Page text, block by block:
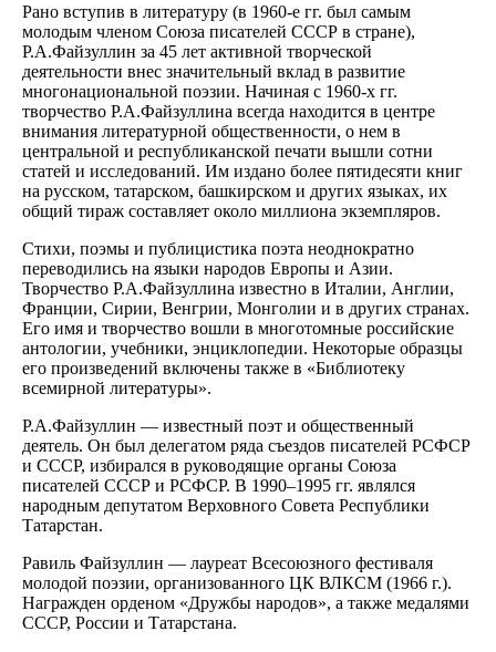
Рано вступив в литературу (в 1960-е гг. был самым
молодым членом Союза писателей СССР в стране),
Р.А.Файзуллин за 45 лет активной творческой
деятельности внес значительный вклад в развитие
многонациональной поэзии. Начиная с 1960-х гг.
творчество Р.А.Файзуллина всегда находится в центре
внимания литературной общественности, о нем в
центральной и республиканской печати вышли сотни
статей и исследований. Им издано более пятидесяти книг
на русском, татарском, башкирском и других языках, их
общий тираж составляет около миллиона экземпляров.
Стихи, поэмы и публицистика поэта неоднократно
переводились на языки народов Европы и Азии.
Творчество Р.А.Файзуллина известно в Италии, Англии,
Франции, Сирии, Венгрии, Монголии и в других странах.
Его имя и творчество вошли в многотомные российские
антологии, учебники, энциклопедии. Некоторые образцы
его произведений включены также в «Библиотеку
всемирной литературы».
Р.А.Файзуллин — известный поэт и общественный
деятель. Он был делегатом ряда съездов писателей РСФСР
и СССР, избирался в руководящие органы Союза
писателей СССР и РСФСР. В 1990–1995 гг. являлся
народным депутатом Верховного Совета Республики
Татарстан.
Равиль Файзуллин — лауреат Всесоюзного фестиваля
молодой поэзии, организованного ЦК ВЛКСМ (1966 г.).
Награжден орденом «Дружбы народов», а также медалями
СССР, России и Татарстана.